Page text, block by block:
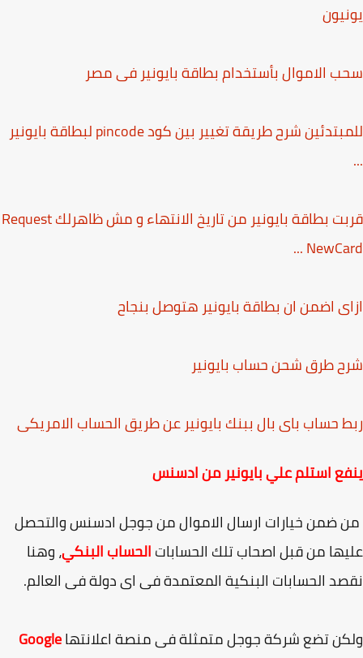
الاموال بأستخدام بطاقة بايونير فى مصر
للمبتدئين شرح طريقة تغيير بين كود pincode لبطاقة بايونير
قربت بطاقة بايونير من تاريخ الانتهاء و مش ظاهرلك Request
اضمن ان بطاقة بايونير هتوصل بنجاح
طرق شحن حساب بايونير
حساب باى بال ببنك بايونير عن طريق الحساب الامريكى
استلم علي بايونير من ادسنس
خيارات ارسال الاموال من جوجل ادسنس والتحصل
من قبل اصحاب تلك الحساباتالحساب البنكي، وهنا
الحسابات البنكية المعتمدة فى اى دولة فى العالم.
تضع شركة جوجل متمثلة فى منصة اعلانتهاGoogle